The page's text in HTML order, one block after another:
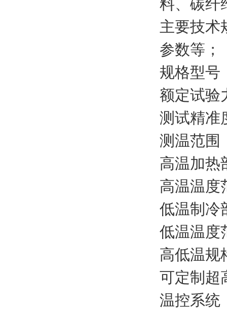
料、碳纤
主要技术
参数等 ；
规格型号
额定试验
测试精准
测温范围
高温加热
高温温度
低温制冷
低温温度
高低温规
可定制超
温控系统